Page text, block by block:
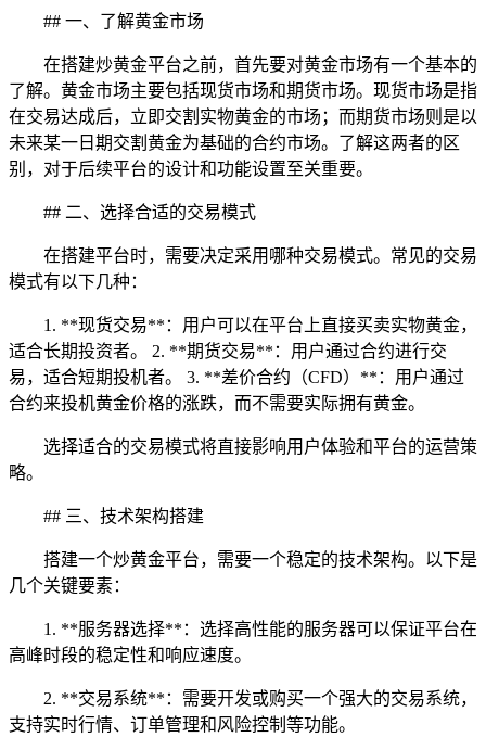
## 一、了解黄金市场
在搭建炒黄金平台之前，首先要对黄金市场有一个基本的
了解。黄金市场主要包括现货市场和期货市场。现货市场是指
在交易达成后，立即交割实物黄金的市场；而期货市场则是以
未来某一日期交割黄金为基础的合约市场。了解这两者的区
别，对于后续平台的设计和功能设置至关重要。
## 二、选择合适的交易模式
在搭建平台时，需要决定采用哪种交易模式。常见的交易
模式有以下几种：
1. **现货交易**：用户可以在平台上直接买卖实物黄金，
适合长期投资者。 2. **期货交易**：用户通过合约进行交
易，适合短期投机者。 3. **差价合约（CFD）**：用户通过
合约来投机黄金价格的涨跌，而不需要实际拥有黄金。
选择适合的交易模式将直接影响用户体验和平台的运营策
略。
## 三、技术架构搭建
搭建一个炒黄金平台，需要一个稳定的技术架构。以下是
几个关键要素：
1. **服务器选择**：选择高性能的服务器可以保证平台在
高峰时段的稳定性和响应速度。
2. **交易系统**：需要开发或购买一个强大的交易系统，
支持实时行情、订单管理和风险控制等功能。